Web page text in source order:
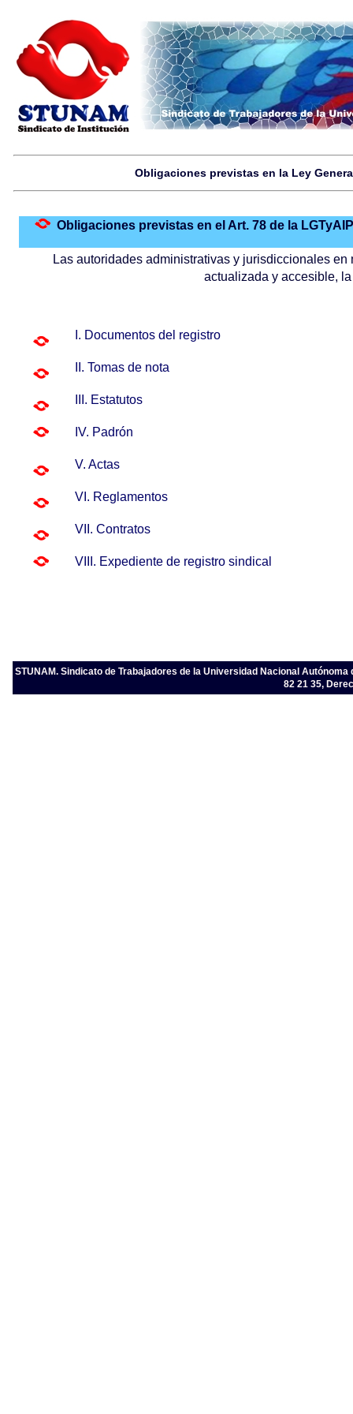
Obligaciones previstas en la Ley
Obligaciones previstas en el Art. 78 de la LGTyAIP
Las autoridades administrativas y jurisdiccionales
actualizada y accesible,
I. Documentos del registro
II. Tomas de nota
III. Estatutos
IV. Padrón
V. Actas
VI. Reglamentos
VII. Contratos
VIII. Expediente de registro sindical
STUNAM. Sindicato de Trabajadores de la Universidad Nacional
82 21 35,